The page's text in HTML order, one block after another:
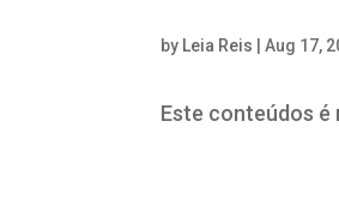
by Leia Reis |Aug 17,
Este conteúdos